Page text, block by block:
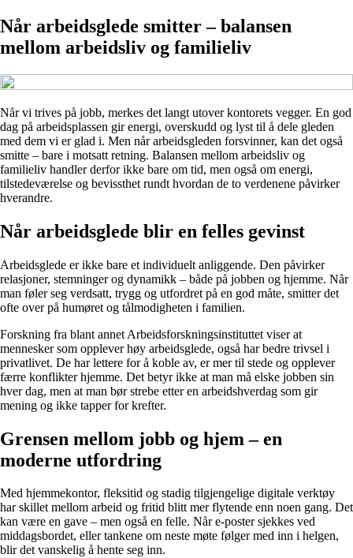
Når arbeidsglede smitter – balansen
mellom arbeidsliv og familieliv
Når vi trives på jobb, merkes det langt utover kontorets vegger. En god
dag på arbeidsplassen gir energi, overskudd og lyst til å dele gleden
med dem vi er glad i. Men når arbeidsgleden forsvinner, kan det også
smitte – bare i motsatt retning. Balansen mellom arbeidsliv og
familieliv handler derfor ikke bare om tid, men også om energi,
tilstedeværelse og bevissthet rundt hvordan de to verdenene påvirker
hverandre.
Når arbeidsglede blir en felles gevinst
Arbeidsglede er ikke bare et individuelt anliggende. Den påvirker
relasjoner, stemninger og dynamikk – både på jobben og hjemme. Når
man føler seg verdsatt, trygg og utfordret på en god måte, smitter det
ofte over på humøret og tålmodigheten i familien.
Forskning fra blant annet Arbeidsforskningsinstituttet viser at
mennesker som opplever høy arbeidsglede, også har bedre trivsel i
privatlivet. De har lettere for å koble av, er mer til stede og opplever
færre konflikter hjemme. Det betyr ikke at man må elske jobben sin
hver dag, men at man bør strebe etter en arbeidshverdag som gir
mening og ikke tapper for krefter.
Grensen mellom jobb og hjem – en
moderne utfordring
Med hjemmekontor, fleksitid og stadig tilgjengelige digitale verktøy
har skillet mellom arbeid og fritid blitt mer flytende enn noen gang. Det
kan være en gave – men også en felle. Når e-poster sjekkes ved
middagsbordet, eller tankene om neste møte følger med inn i helgen,
blir det vanskelig å hente seg inn.